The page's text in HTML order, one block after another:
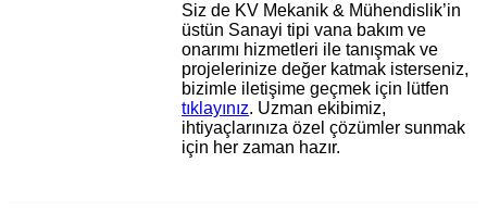
Siz de KV Mekanik & Mühendislik’in
üstün Sanayi tipi vana bakım ve
onarımı hizmetleri ile tanışmak ve
projelerinize değer katmak isterseniz,
bizimle iletişime geçmek için lütfen
tıklayınız. Uzman ekibimiz,
ihtiyaçlarınıza özel çözümler sunmak
için her zaman hazır.